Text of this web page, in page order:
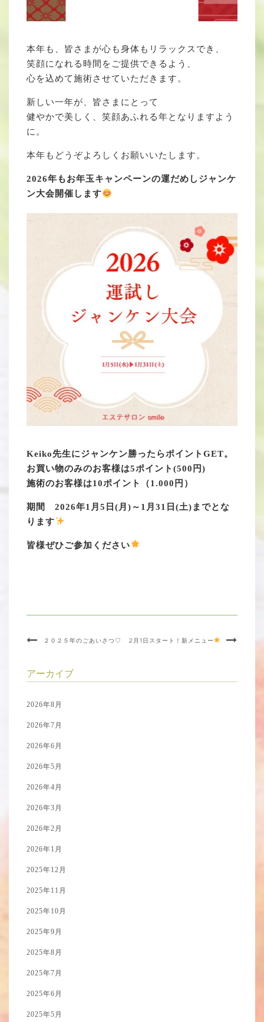
本年も、皆さまが心も身体もリラックスでき、
笑顔になれる時間をご提供できるよう、
心を込めて施術させていただきます。
新しい一年が、皆さまにとって
健やかで美しく、笑顔あふれる年となりますよう
に。
本年もどうぞよろしくお願いいたします。
2026年もお年玉キャンペーンの運だめしジャンケ
ン大会開催します
Keiko先生にジャンケン勝ったらポイントGET。
お買い物のみのお客様は5ポイント(500円)
施術のお客様は10ポイント（1.000円）
期間 2026年1月5日(月)～1月31日(土)までとな
ります
皆様ぜひご参加ください
２０２５年のごあいさつ♡ 2月1日スタート！新メニュー
アーカイブ
2026年8月
2026年7月
2026年6月
2026年5月
2026年4月
2026年3月
2026年2月
2026年1月
2025年12月
2025年11月
2025年10月
2025年9月
2025年8月
2025年7月
2025年6月
2025年5月